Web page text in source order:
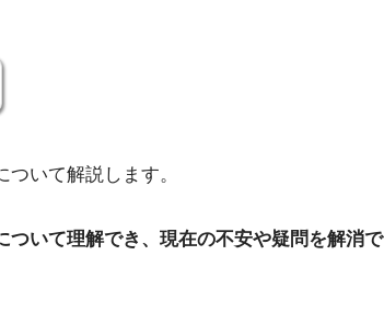
いて解説します。
ついて理解でき、現在の不安や疑問を解消で